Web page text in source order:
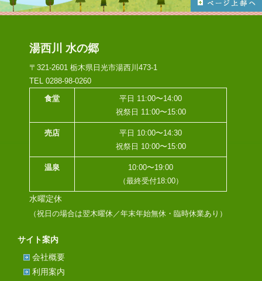
湯西川 水の郷
〒321-2601 栃木県日光市湯西川473-1
TEL 0288-98-0260
食堂
平日 11:00〜14:00
祝祭日 11:00〜15:00
売店
平日 10:00〜14:30
祝祭日 10:00〜15:00
温泉
10:00〜19:00
（最終受付18:00）
水曜定休
（祝日の場合は翌木曜休／年末年始無休・臨時休業あり）
サイト案内
会社概要
利用案内